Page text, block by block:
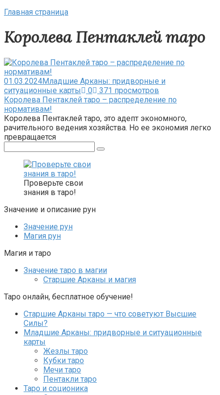
Главная страница
Королева Пентаклей таро
01.03.2024Младшие Арканы: придворные и
ситуационные карты
0
371 просмотров
Королева Пентаклей таро – распределение по
нормативам!
Королева Пентаклей таро, это адепт экономного,
рачительного ведения хозяйства. Но ее экономия легко
превращается
Проверьте свои
знания в таро!
Значение и описание рун
Значение рун
Магия рун
Магия и таро
Значение таро в магии
Старшие Арканы и магия
Таро онлайн, бесплатное обучение!
Старшие Арканы таро — что советуют Высшие
Силы?
Младшие Арканы: придворные и ситуационные
карты
Жезлы таро
Кубки таро
Мечи таро
Пентакли таро
Таро и соционика